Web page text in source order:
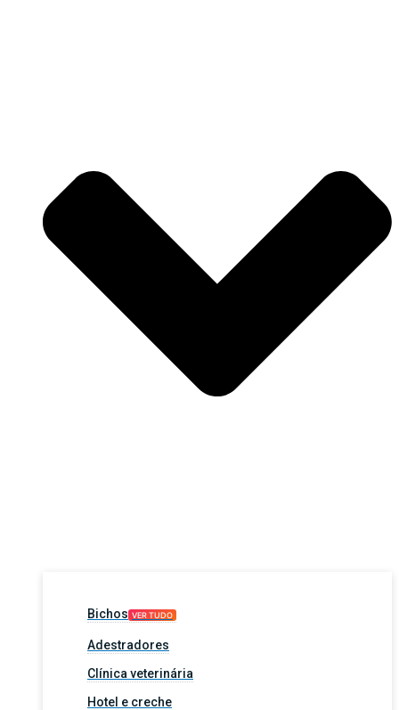
Bichos VER TUDO
Adestradores
Clínica veterinária
Hotel e creche